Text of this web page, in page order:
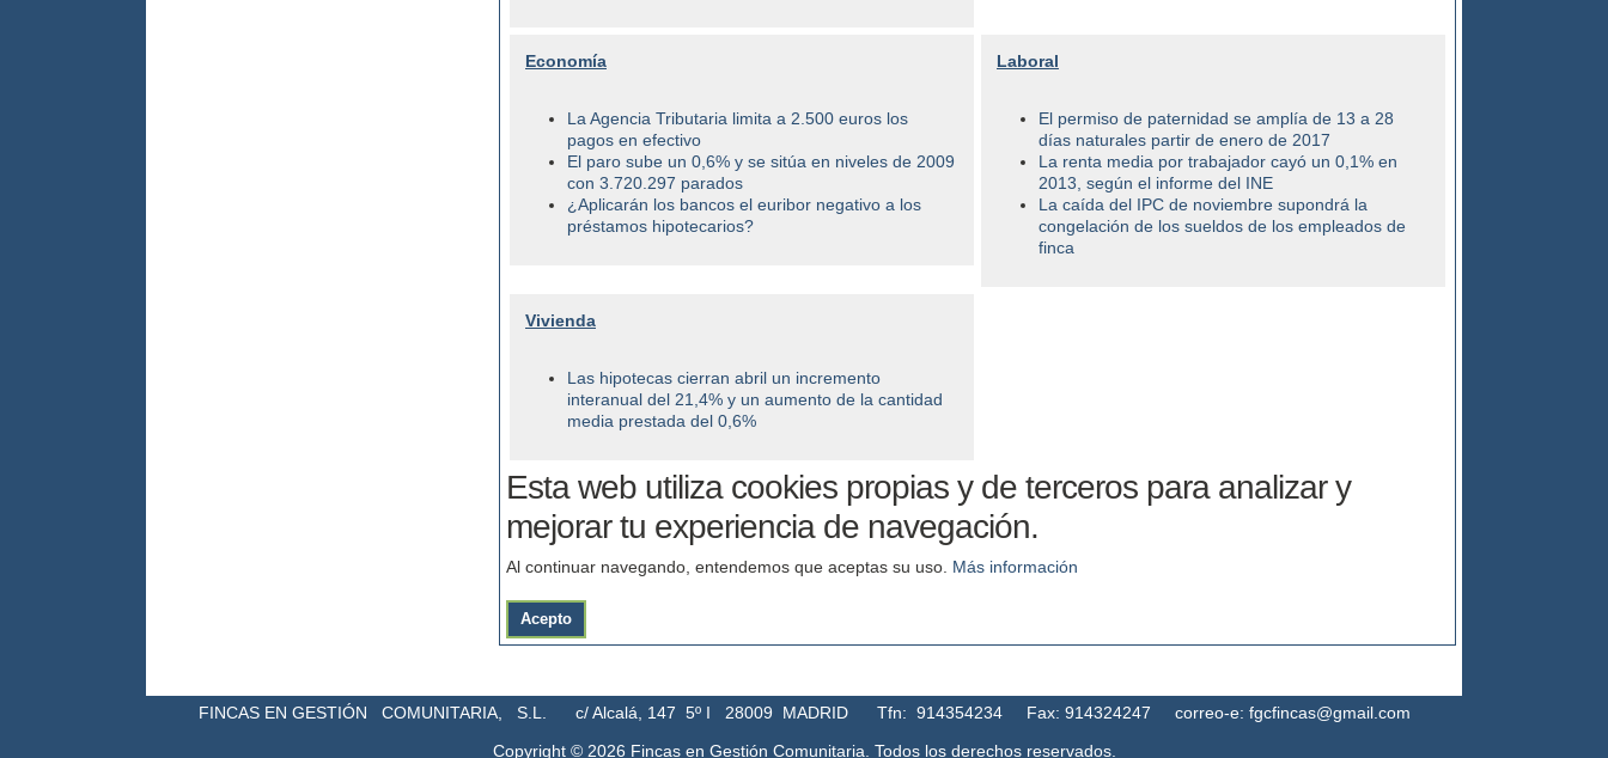
Economía
La Agencia Tributaria limita a 2.500 euros los
pagos en efectivo
El paro sube un 0,6% y se sitúa en niveles de 2009
con 3.720.297 parados
¿Aplicarán los bancos el euribor negativo a los
préstamos hipotecarios?
Laboral
El permiso de paternidad se amplía de 13 a 28
días naturales partir de enero de 2017
La renta media por trabajador cayó un 0,1% en
2013, según el informe del INE
La caída del IPC de noviembre supondrá la
congelación de los sueldos de los empleados de
finca
Vivienda
Las hipotecas cierran abril un incremento
interanual del 21,4% y un aumento de la cantidad
media prestada del 0,6%
Esta web utiliza cookies propias y de terceros para analizar y
mejorar tu experiencia de navegación.
Al continuar navegando, entendemos que aceptas su uso. Más información
Acepto
FINCAS EN GESTIÓN COMUNITARIA, S.L. c/ Alcalá, 147 5º I 28009 MADRID Tfn: 914354234 Fax: 914324247 correo-e: fgcfincas@gmail.com
Copyright © 2026 Fincas en Gestión Comunitaria. Todos los derechos reservados.